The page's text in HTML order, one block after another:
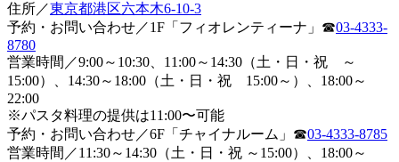
住所／東京都港区六本木6-10-3
予約・お問い合わせ／1F「フィオレンティーナ」☎03-4333-
8780
営業時間／9:00～10:30、11:00～14:30（土・日・祝 ～
15:00）、14:30～18:00（土・日・祝 15:00～）、18:00～
22:00
※パスタ料理の提供は11:00〜可能
予約・お問い合わせ／6F「チャイナルーム」☎03-4333-8785
営業時間／11:30～14:30（土・日・祝 ～15:00）、18:00～